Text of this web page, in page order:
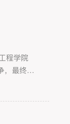
程学院
，最终在